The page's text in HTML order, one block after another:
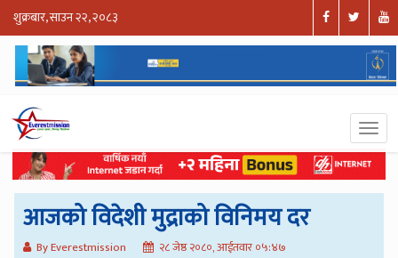
शुक्रबार, साउन २२, २०८३
आजको विदेशी मुद्राको विनिमय दर
By Everestmission २८ जेष्ठ २०८०, आईतवार ०५:४७